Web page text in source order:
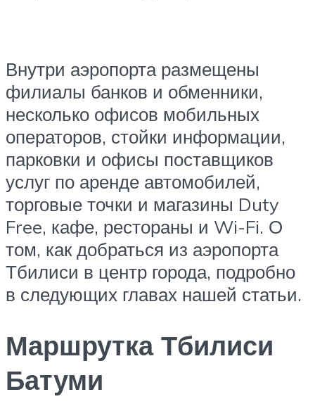
Внутри аэропорта размещены
филиалы банков и обменники,
несколько офисов мобильных
операторов, стойки информации,
парковки и офисы поставщиков
услуг по аренде автомобилей,
торговые точки и магазины Duty
Free, кафе, рестораны и Wi-Fi. О
том, как добраться из аэропорта
Тбилиси в центр города, подробно
в следующих главах нашей статьи.
Маршрутка Тбилиси
Батуми